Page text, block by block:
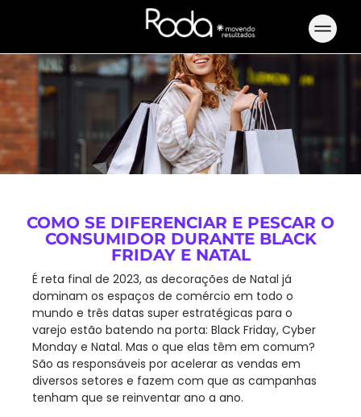
COMO SE DIFERENCIAR E PESCAR O
CONSUMIDOR DURANTE BLACK
FRIDAY E NATAL
É reta final de 2023, as decorações de Natal já
dominam os espaços de comércio em todo o
mundo e três datas super estratégicas para o
varejo estão batendo na porta: Black Friday, Cyber
Monday e Natal. Mas o que elas têm em comum?
São as responsáveis por acelerar as vendas em
diversos setores e fazem com que as campanhas
tenham que se reinventar ano a ano.